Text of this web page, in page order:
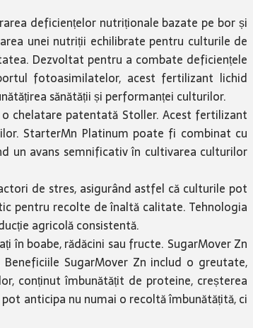
deficiențelor nutriționale bazate pe bor și
unei nutriții echilibrate pentru culturile de
Dezvoltat pentru a combate deficiențele
fotoasimilatelor, acest fertilizant lichid
sănătății și performanței culturilor.
chelatare patentată Stoller. Acest fertilizant
StarterMn Platinum poate fi combinat cu
un avans semnificativ în cultivarea culturilor
de stres, asigurând astfel că culturile pot
pentru recolte de înaltă calitate. Tehnologia
agricolă consistentă.
în boabe, rădăcini sau fructe. SugarMover Zn
SugarMover Zn includ o greutate,
conținut îmbunătățit de proteine, creșterea
anticipa nu numai o recoltă îmbunătățită, ci